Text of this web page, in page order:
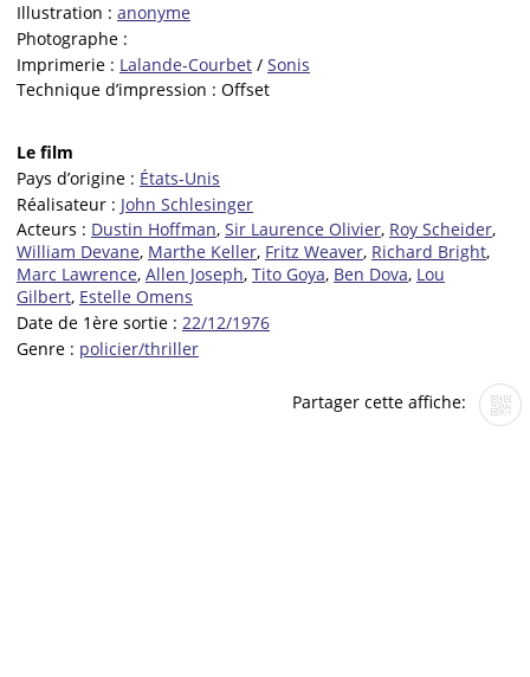
Illustration : anonyme
Photographe :
Imprimerie : Lalande-Courbet / Sonis
Technique d’impression : Offset
Le film
Pays d’origine : États-Unis
Réalisateur : John Schlesinger
Acteurs : Dustin Hoffman, Sir Laurence Olivier, Roy Scheider,
William Devane, Marthe Keller, Fritz Weaver, Richard Bright,
Marc Lawrence, Allen Joseph, Tito Goya, Ben Dova, Lou
Gilbert, Estelle Omens
Date de 1ère sortie : 22/12/1976
Genre : policier/thriller
Partager cette affiche: